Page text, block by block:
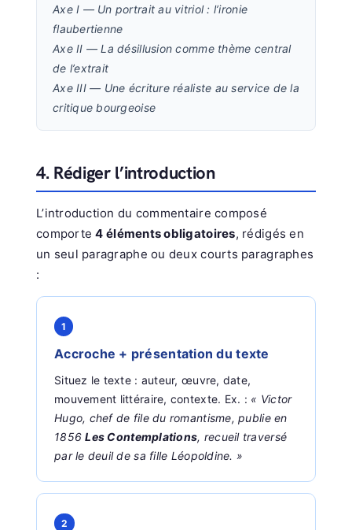
Axe I — Un portrait au vitriol : l’ironie
flaubertienne
Axe II — La désillusion comme thème central
de l’extrait
Axe III — Une écriture réaliste au service de la
critique bourgeoise
4. Rédiger l’introduction
L’introduction du commentaire composé
comporte4 éléments obligatoires, rédigés en
un seul paragraphe ou deux courts paragraphes
:
1
Accroche + présentation du texte
Situez le texte : auteur, œuvre, date,
mouvement littéraire, contexte. Ex. : « Victor
Hugo, chef de file du romantisme, publie en
1856Les Contemplations, recueil traversé
par le deuil de sa fille Léopoldine. »
2